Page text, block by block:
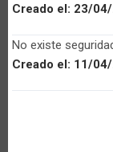
Creado el: 23/04/
No existe
Creado el: 11/04/